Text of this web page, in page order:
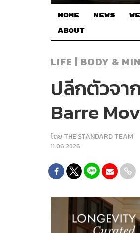
HOME NEWS
ABOUT
LIFE | BODY &
ปลีกตัวจา
Barre
โดย THE STANDARD TEAM
11.06.2026